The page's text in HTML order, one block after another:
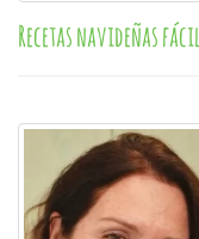
Recetas navideñas